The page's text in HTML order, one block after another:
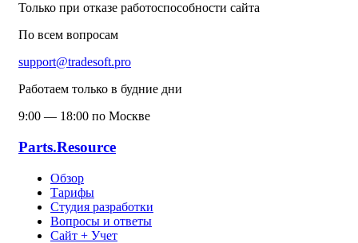
Только при отказе работоспособности сайта
По всем вопросам
support@tradesoft.pro
Работаем только в будние дни
9:00 — 18:00 по Москве
Parts.Resource
Обзор
Тарифы
Студия разработки
Вопросы и ответы
Сайт + Учет